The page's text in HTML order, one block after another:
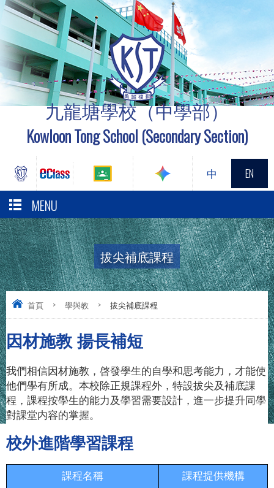
九龍塘學校（中學部）
Kowloon Tong School (Secondary Section)
中 EN
MENU
拔尖補底課程
首頁 > 學與教 > 拔尖補底課程
因材施教 揚長補短
我們相信因材施教，啓發學生的自學和思考能力，才能使
他們學有所成。本校除正規課程外，特設拔尖及補底課
程，課程按學生的能力及學習需要設計，進一步提升同學
對課堂内容的掌握。
校外進階學習課程
課程名稱
課程提供機構